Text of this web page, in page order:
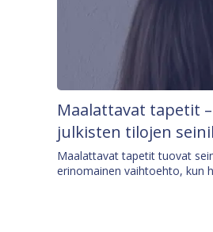
Maalattavat tapetit
julkisten tilojen
Maalattavat tapetit tuovat
erinomainen vaihtoehto, kun